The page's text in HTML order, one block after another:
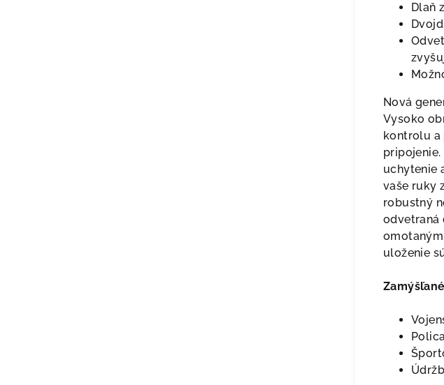
Dlaň
Nová
Vysoko
kontrolu a
uchytenie
vaše ruky
robustný
odvetraná
uloženie